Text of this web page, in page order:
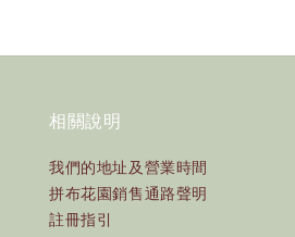
相關說明
我們的地址及營業時間
拼布花園銷售通路聲明
註冊指引